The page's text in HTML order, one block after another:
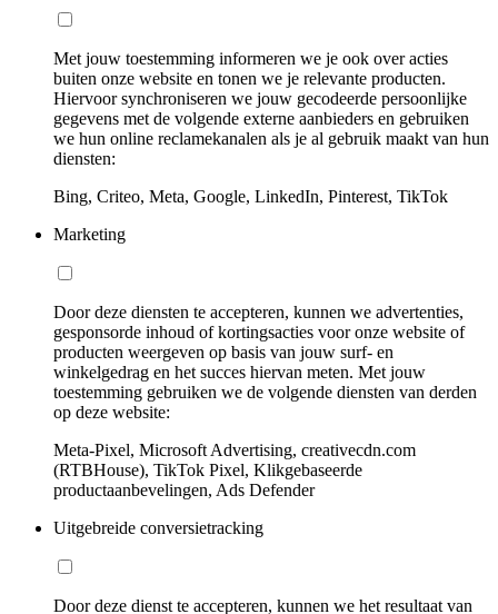
Met jouw toestemming informeren we je ook over acties
buiten onze website en tonen we je relevante producten.
Hiervoor synchroniseren we jouw gecodeerde persoonlijke
gegevens met de volgende externe aanbieders en gebruiken
we hun online reclamekanalen als je al gebruik maakt van hun
diensten:
Bing, Criteo, Meta, Google, LinkedIn, Pinterest, TikTok
Marketing
Door deze diensten te accepteren, kunnen we advertenties,
gesponsorde inhoud of kortingsacties voor onze website of
producten weergeven op basis van jouw surf- en
winkelgedrag en het succes hiervan meten. Met jouw
toestemming gebruiken we de volgende diensten van derden
op deze website:
Meta-Pixel, Microsoft Advertising, creativecdn.com
(RTBHouse), TikTok Pixel, Klikgebaseerde
productaanbevelingen, Ads Defender
Uitgebreide conversietracking
Door deze dienst te accepteren, kunnen we het resultaat van